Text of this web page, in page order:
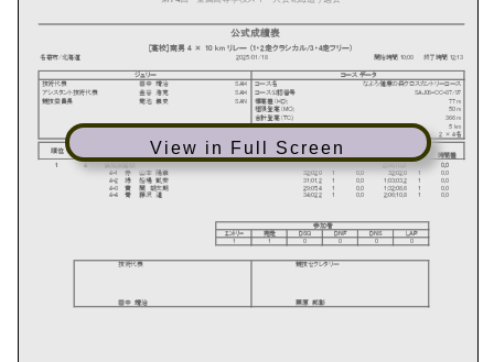
View in Full Screen